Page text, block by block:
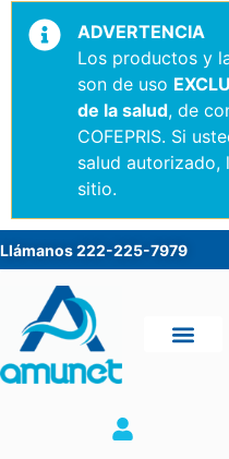
ADVERTENCIA
Los productos y
son de uso
de la salud, de
COFEPRIS. Si
salud autorizado,
sitio.
Llámanos 222-225-7979